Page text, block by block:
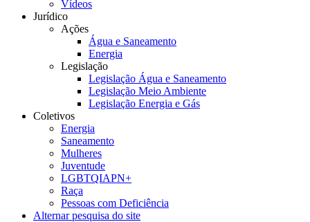
Vídeos
Jurídico
Ações
Água e Saneamento
Energia
Legislação
Legislação Água e Saneamento
Legislação Meio Ambiente
Legislação Energia e Gás
Coletivos
Energia
Saneamento
Mulheres
Juventude
LGBTQIAPN+
Raça
Pessoas com Deficiência
Alternar pesquisa do site